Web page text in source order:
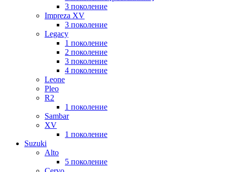
3 поколение
Impreza XV
3 поколение
Legacy
1 поколение
2 поколение
3 поколение
4 поколение
Leone
Pleo
R2
1 поколение
Sambar
XV
1 поколение
Suzuki
Alto
5 поколение